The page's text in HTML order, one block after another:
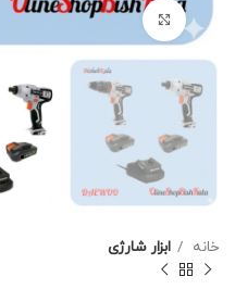
برای بزرگنمایی کلیک کنید
خانه ابزار شارژی